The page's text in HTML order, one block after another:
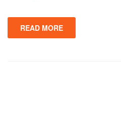
READ MORE